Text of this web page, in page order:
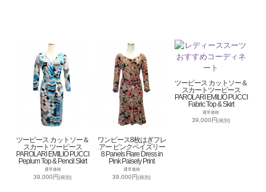
ツーピース カットソー＆
スカートツーピース
PAROLARI EMILIO PUCCI
Peplum Top & Pencil Skirt
通常価格
39,000円(税別)
ワンピース8枚はぎフレ
アー ピンクペイズリー
8 Panels Flare Dress in
Pink Paisely Print
通常価格
39,000円(税別)
ツーピース カットソー＆
スカートツーピース
PAROLARI EMILIO PUCCI
Fabric Top & Skirt
通常価格
39,000円(税別)